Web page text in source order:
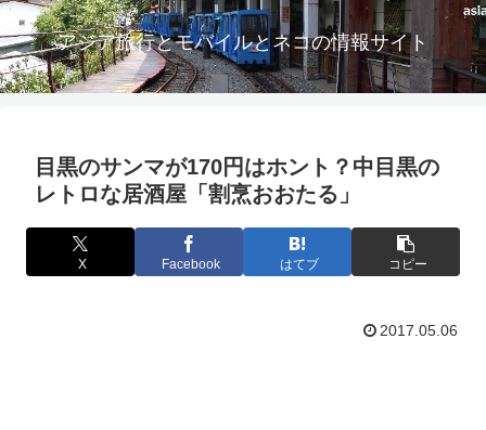
アジア旅行とモバイルとネコの情報サイト
目黒のサンマが170円はホント？中目黒の
レトロな居酒屋「割烹おおたる」
X Facebook はてブ コピー
2017.05.06